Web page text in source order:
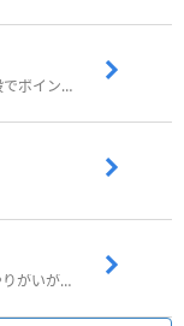
歩いたりアンケート回答など幅広い手段でポイントをゲット
ペットを育ってポイ活しよう！可愛くやりがいがある新感覚アプリ